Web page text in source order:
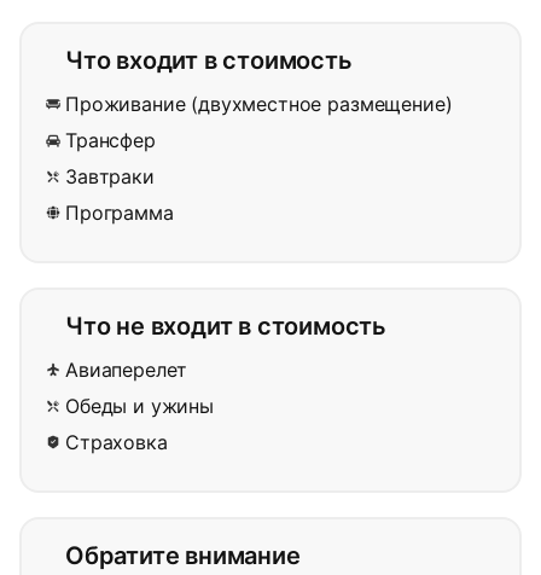
Что входит в стоимость
Проживание (двухместное размещение)
Трансфер
Завтраки
Программа
Что не входит в стоимость
Авиаперелет
Обеды и ужины
Страховка
Обратите внимание